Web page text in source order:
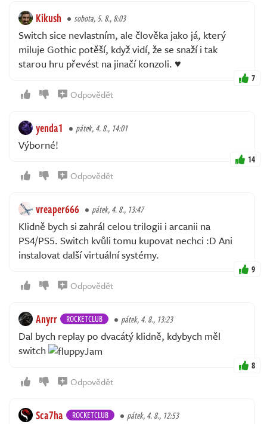
Kikush sobota, 5. 8., 8:03
Switch sice nevlastním, ale člověka jako já, který
miluje Gothic potěší, když vidí, že se snaží i tak
starou hru převést na jinačí konzoli. ♥️
7
Odpovědět
yenda1 pátek, 4. 8., 14:01
Výborné!
14
Odpovědět
vreaper666 pátek, 4. 8., 13:47
Klidně bych si zahrál celou trilogii i arcanii na
PS4/PS5. Switch kvůli tomu kupovat nechci :D Ani
instalovat další virtuální systémy.
9
Odpovědět
Anyrr ROCKETCLUB pátek, 4. 8., 13:23
Dal bych replay po dvacátý klidně, kdybych měl
switch
8
Odpovědět
Sca7ha ROCKETCLUB pátek, 4. 8., 12:53